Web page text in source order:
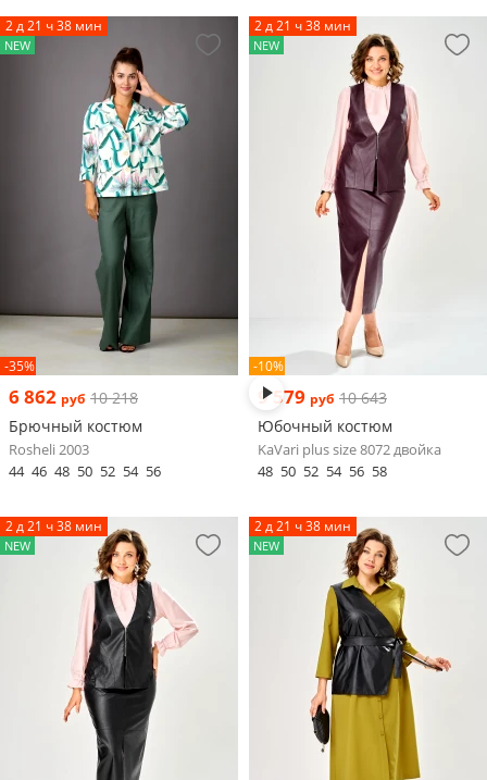
2 д 21 ч 38 мин
NEW
-35%
6 862 руб 10 218
Брючный костюм
Rosheli 2003
44 46 48 50 52 54 56
2 д 21 ч 38 мин
NEW
-10%
9 579 руб 10 643
Юбочный костюм
KaVari plus size 8072 двойка
48 50 52 54 56 58
2 д 21 ч 38 мин
NEW
2 д 21 ч 38 мин
NEW